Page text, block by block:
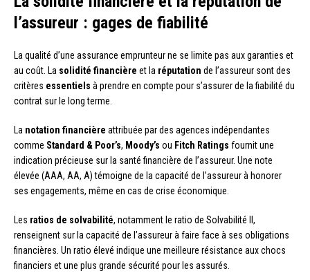
l’assureur : gages de fiabilité
La qualité d’une assurance emprunteur ne se limite pas aux garanties et
au coût. La solidité financière et la réputation de l’assureur sont des
critères essentiels à prendre en compte pour s’assurer de la fiabilité du
contrat sur le long terme.
La notation financière attribuée par des agences indépendantes
comme Standard & Poor’s, Moody’s ou Fitch Ratings fournit une
indication précieuse sur la santé financière de l’assureur. Une note
élevée (AAA, AA, A) témoigne de la capacité de l’assureur à honorer
ses engagements, même en cas de crise économique.
Les ratios de solvabilité, notamment le ratio de Solvabilité II,
renseignent sur la capacité de l’assureur à faire face à ses obligations
financières. Un ratio élevé indique une meilleure résistance aux chocs
financiers et une plus grande sécurité pour les assurés.